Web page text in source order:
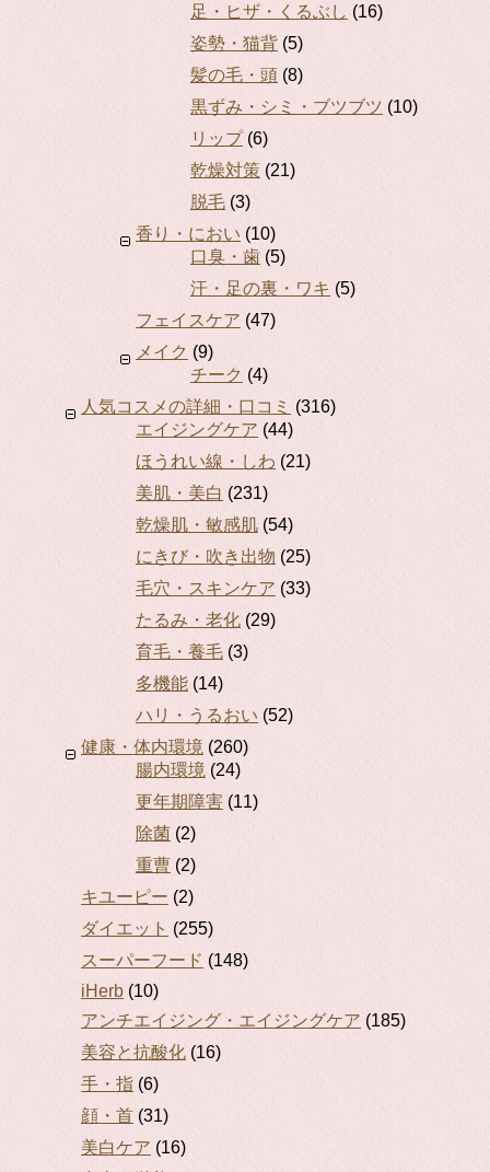
足・ヒザ・くるぶし (16)
姿勢・猫背 (5)
髪の毛・頭 (8)
黒ずみ・シミ・ブツブツ (10)
リップ(6)
乾燥対策 (21)
脱毛 (3)
香り・におい (10)
口臭・歯 (5)
汗・足の裏・ワキ (5)
フェイスケア (47)
メイク (9)
チーク (4)
人気コスメの詳細・口コミ (316)
エイジングケア (44)
ほうれい線・しわ (21)
美肌・美白 (231)
乾燥肌・敏感肌 (54)
にきび・吹き出物 (25)
毛穴・スキンケア (33)
たるみ・老化 (29)
育毛・養毛 (3)
多機能 (14)
ハリ・うるおい (52)
健康・体内環境 (260)
腸内環境 (24)
更年期障害 (11)
除菌 (2)
重曹 (2)
キユーピー (2)
ダイエット (255)
スーパーフード (148)
iHerb (10)
アンチエイジング・エイジングケア (185)
美容と抗酸化 (16)
手・指 (6)
顔・首 (31)
美白ケア (16)